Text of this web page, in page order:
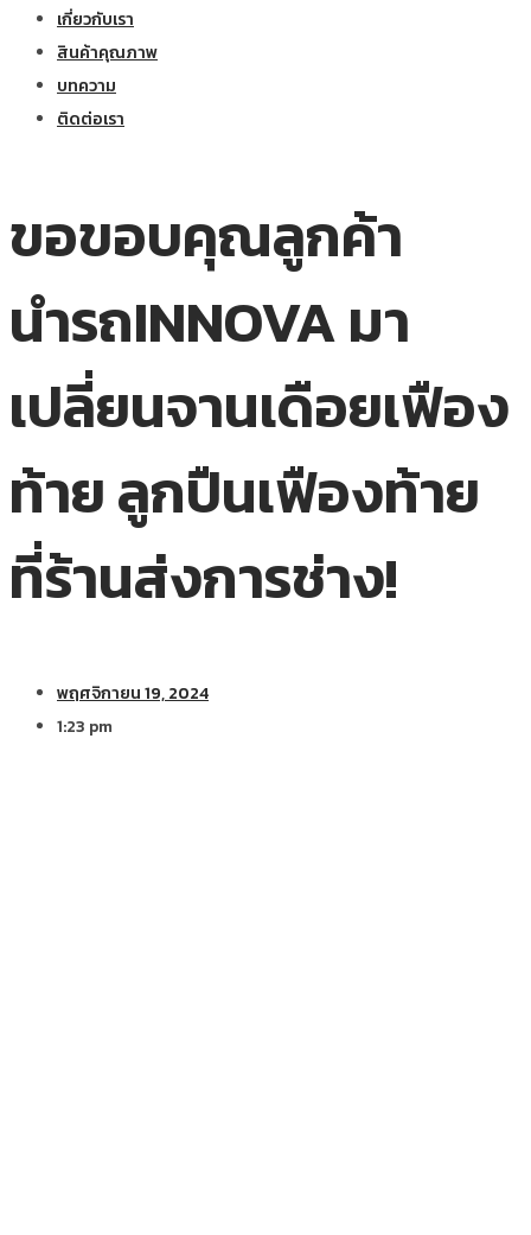
เกี่ยวกับเรา
สินค้าคุณภาพ
บทความ
ติดต่อเรา
ขอขอบคุณลูกค้า
นำรถINNOVA มา
เปลี่ยนจานเดือยเฟือง
ท้าย ลูกปืนเฟืองท้าย
ที่ร้านส่งการช่าง!
พฤศจิกายน 19, 2024
1:23 pm